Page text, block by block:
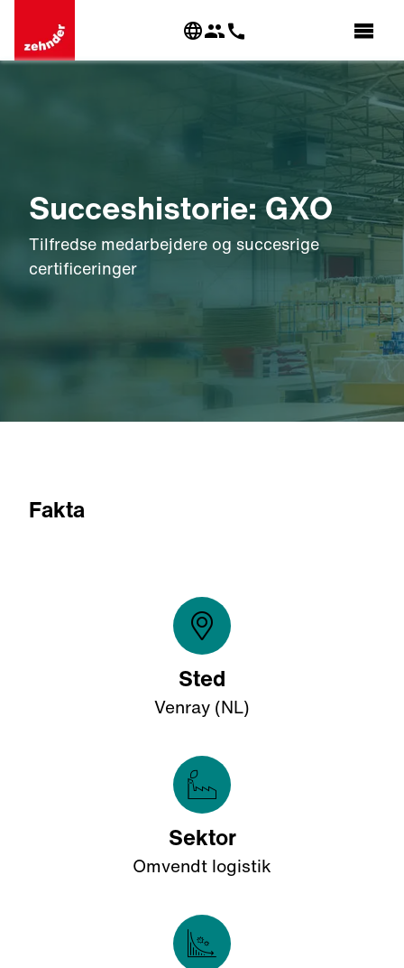
Succeshistorie: GXO
Tilfredse medarbejdere og succesrige
certificeringer
Fakta
Sted
Venray (NL)
Sektor
Omvendt logistik